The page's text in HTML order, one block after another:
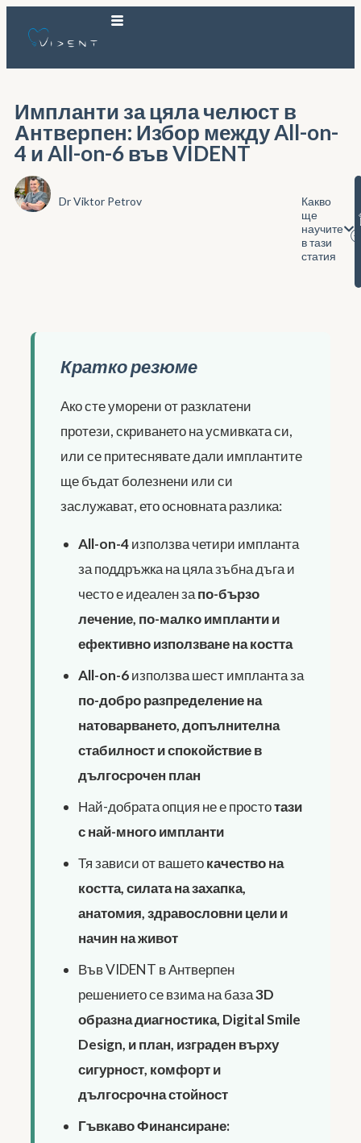
Импланти за цяла челюст в
Антверпен: Избор между All-on-
4 и All-on-6 във VIDENT
Dr Viktor Petrov
Какво
ще
научите
в тази
статия
Кратко резюме
Ако сте уморени от разклатени
протези, скриването на усмивката си,
или се притеснявате дали имплантите
ще бъдат болезнени или си
заслужават, ето основната разлика:
All-on-4използва четири импланта
за поддръжка на цяла зъбна дъга и
често е идеален запо-бързо
лечение, по-малко импланти и
ефективно използване на костта
All-on-6използва шест импланта за
по-добро разпределение на
натоварването, допълнителна
стабилност и спокойствие в
дългосрочен план
Най-добрата опция не е простотази
с най-много импланти
Тя зависи от вашетокачество на
костта, силата на захапка,
анатомия, здравословни цели и
начин на живот
Във VIDENT в Антверпен
решението се взима на база3D
образна диагностика, Digital Smile
Design, и план, изграден върху
сигурност, комфорт и
дългосрочна стойност
Гъвкаво Финансиране: